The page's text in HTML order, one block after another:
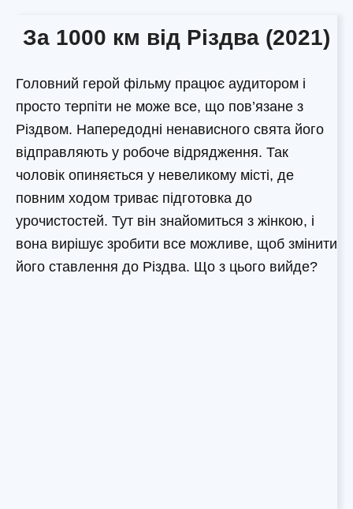
За 1000 км від Різдва (2021)
Головний герой фільму працює аудитором і
просто терпіти не може все, що пов’язане з
Різдвом. Напередодні ненависного свята його
відправляють у робоче відрядження. Так
чоловік опиняється у невеликому місті, де
повним ходом триває підготовка до
урочистостей. Тут він знайомиться з жінкою, і
вона вирішує зробити все можливе, щоб змінити
його ставлення до Різдва. Що з цього вийде?